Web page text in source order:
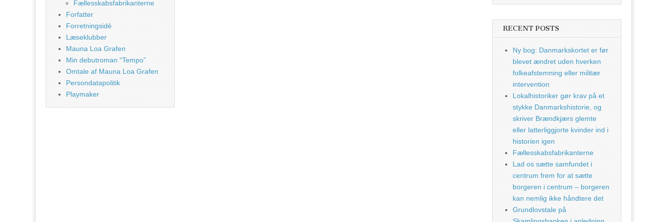
Fællesskabsfabrikanterne
Forfatter
Forretningsidé
Læseklubber
Mauna Loa Grafen
Min debutroman “Tempo”
Omtale af Mauna Loa Grafen
Persondatapolitik
Playmaker
RECENT POSTS
Ny bog: Danmarkskortet er før
blevet ændret uden hverken
folkeafstemning eller militær
intervention
Lokalhistoriker gør krav på et
stykke Danmarkshistorie, og
skriver Brændkjærs glemte
eller latterliggjorte kvinder ind i
historien igen
Fællesskabsfabrikanterne
Lad os sætte samfundet i
centrum frem for at sætte
borgeren i centrum – borgeren
kan nemlig ikke håndtere det
Grundlovstale på